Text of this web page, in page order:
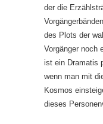
der die
des Plots der
Vorgänger noch
ist ein Dramatis
wenn man mit
Kosmos
dieses